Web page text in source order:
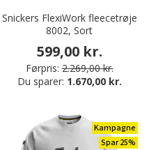
Snickers FlexiWork fleecetrøje
8002, Sort
599,00 kr.
Førpris: 2.269,00 kr.
Du sparer: 1.670,00 kr.
Kampagne
Spar 25%